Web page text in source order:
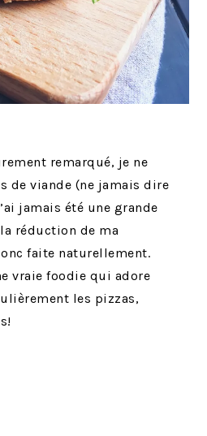
remarqué, je ne
de viande (ne jamais dire
jamais été une grande
réduction de ma
faite naturellement.
vraie foodie qui adore
les pizzas,